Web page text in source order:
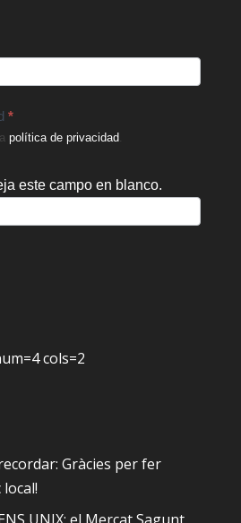
*
política de privacidad.
este campo en blanco.
cols=2
Gràcies per fer